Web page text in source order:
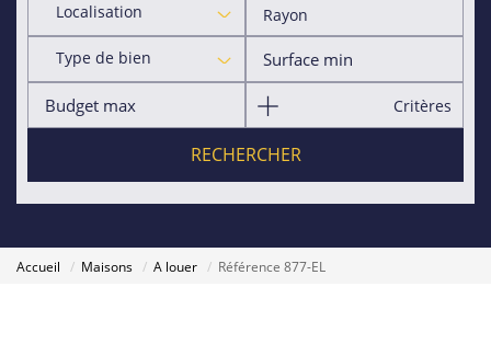
Localisation Rayon
Type de bien
Critères
RECHERCHER
Accueil Maisons A louer Référence 877-EL